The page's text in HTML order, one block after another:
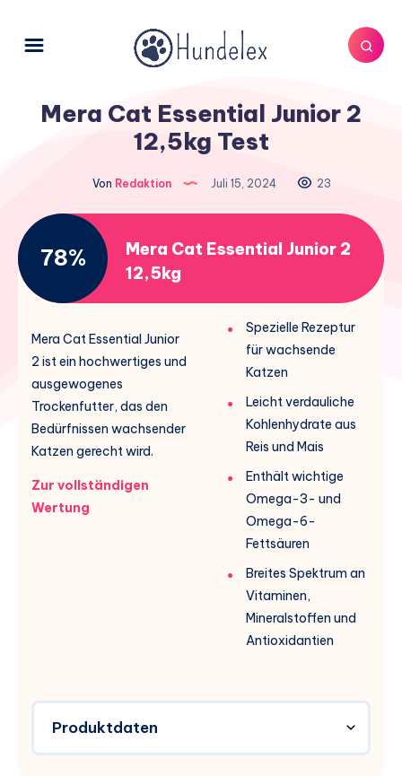
Mera Cat Essential Junior 2
12,5kg Test
Von Redaktion Juli 15, 2024 23
78%
Mera Cat Essential Junior 2
12,5kg
Mera Cat Essential Junior
2 ist ein hochwertiges und
ausgewogenes
Trockenfutter, das den
Bedürfnissen wachsender
Katzen gerecht wird.
Zur vollständigen
Wertung
Spezielle Rezeptur
für wachsende
Katzen
Leicht verdauliche
Kohlenhydrate aus
Reis und Mais
Enthält wichtige
Omega-3- und
Omega-6-
Fettsäuren
Breites Spektrum an
Vitaminen,
Mineralstoffen und
Antioxidantien
Produktdaten